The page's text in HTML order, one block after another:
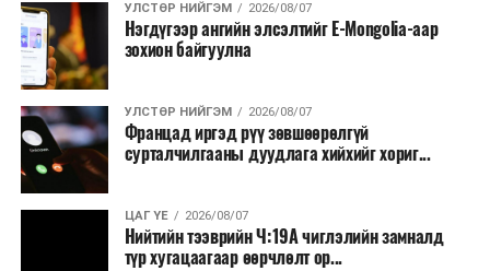
УЛСТӨР НИЙГЭМ 2026/08/07
Нэгдүгээр ангийн элсэлтийг E-Mongolia-аар
зохион байгуулна
УЛСТӨР НИЙГЭМ 2026/08/07
Францад иргэд рүү зөвшөөрөлгүй
сурталчилгааны дуудлага хийхийг хориг...
ЦАГ ҮЕ 2026/08/07
Нийтийн тээврийн Ч:19А чиглэлийн замналд
түр хугацаагаар өөрчлөлт ор...